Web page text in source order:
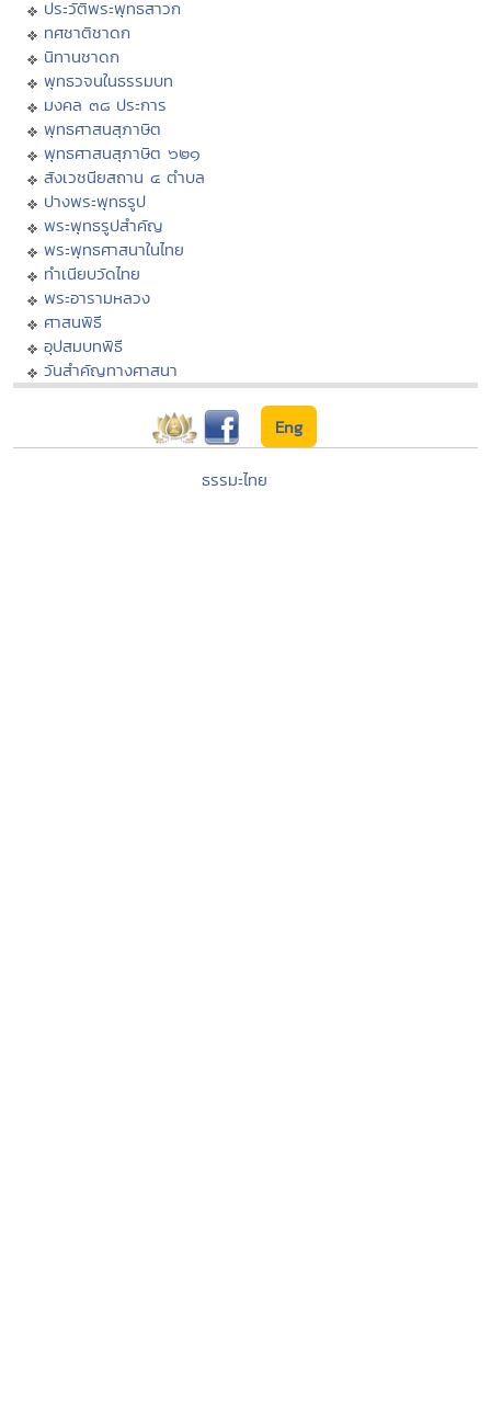
ประวัติพระพุทธสาวก
ทศชาติชาดก
นิทานชาดก
พุทธวจนในธรรมบท
มงคล ๓๘ ประการ
พุทธศาสนสุภาษิต
พุทธศาสนสุภาษิต ๖๒๑
สังเวชนียสถาน ๔ ตำบล
ปางพระพุทธรูป
พระพุทธรูปสำคัญ
พระพุทธศาสนาในไทย
ทำเนียบวัดไทย
พระอารามหลวง
ศาสนพิธี
อุปสมบทพิธี
วันสำคัญทางศาสนา
Eng
ธรรมะไทย